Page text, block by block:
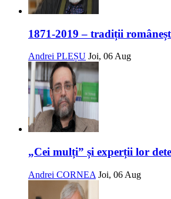
1871-2019 – tradiții
Andrei PLEȘU Joi, 06 Aug
„Cei mulți” și experții lor
Andrei CORNEA Joi, 06 Aug